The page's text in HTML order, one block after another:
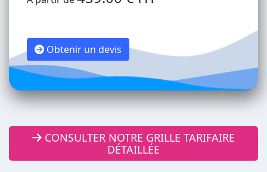
Obtenir un devis
CONSULTER NOTRE GRILLE TARIFAIRE
DÉTAILLÉE